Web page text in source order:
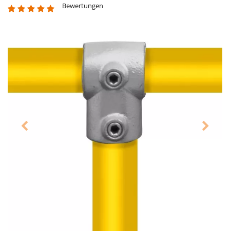
Bewertungen